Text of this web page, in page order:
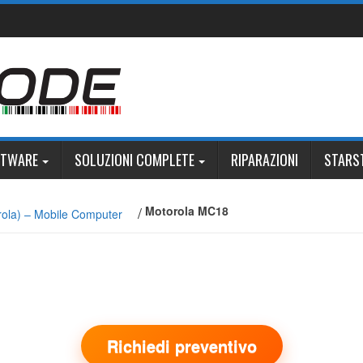
SOLUZIONI COMPLETE RIPARAZIONI
– Mobile Computer / Motorola MC18
Richiedi preventivo